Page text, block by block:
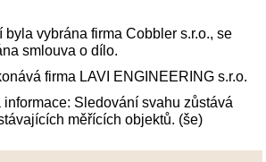
byla vybrána firma Cobbler s.r.o., se
smlouva o dílo.
firma LAVI ENGINEERING s.r.o.
Sledování svahu zůstává
měřících objektů. (še)